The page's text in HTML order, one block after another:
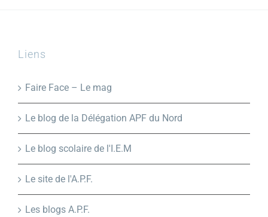
Liens
Faire Face – Le mag
Le blog de la Délégation APF du Nord
Le blog scolaire de l'I.E.M
Le site de l'A.P.F.
Les blogs A.P.F.